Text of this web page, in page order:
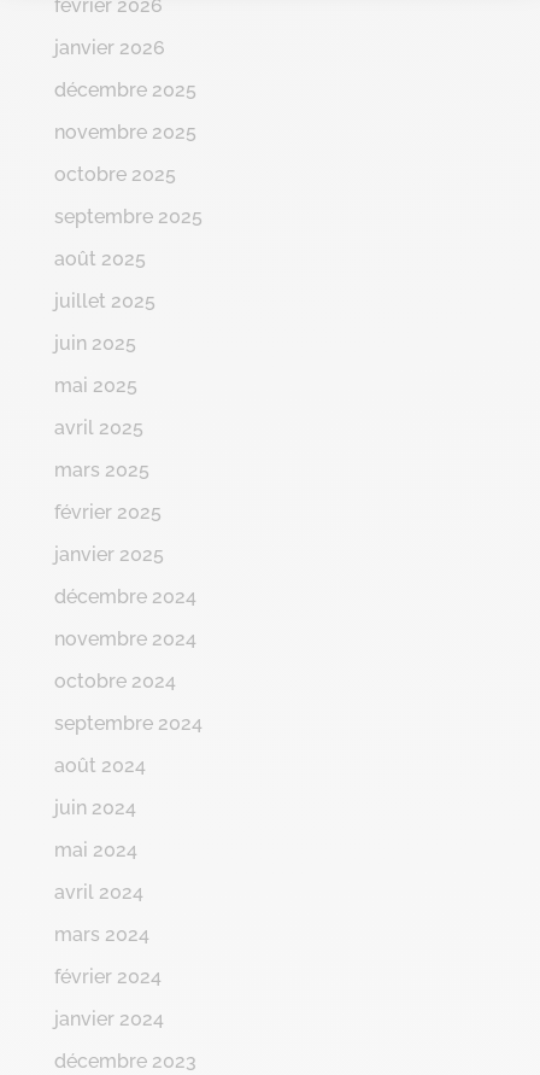
février 2026
janvier 2026
décembre 2025
novembre 2025
octobre 2025
septembre 2025
août 2025
juillet 2025
juin 2025
mai 2025
avril 2025
mars 2025
février 2025
janvier 2025
décembre 2024
novembre 2024
octobre 2024
septembre 2024
août 2024
juin 2024
mai 2024
avril 2024
mars 2024
février 2024
janvier 2024
décembre 2023